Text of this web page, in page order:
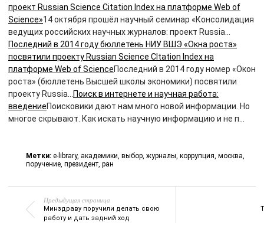
проект Russian Science Citation Index на платформе Web of
Science»14 октября прошёл научный семинар «Консолидация
ведущих российских научных журналов: проект Russia…
Последний в 2014 году бюллетень НИУ ВШЭ «Окна роста»
посвятили проекту Russian Science CItation Index на
платформе Web of ScienceПоследний в 2014 году номер «Окон
роста» (бюллетень Высшей школы экономики) посвятили
проекту Russia…
Поиск в интернете и научная работа:
введениеПоисковики дают нам много новой информации. Но
многое скрывают. Как искать научную информацию и не п…
Метки: e-library, академики, выбор, журналы, коррупция, москва,
поручение, президент, ран
Предыдущая страница
Минздраву поручили делать свою
работу и дать задний ход